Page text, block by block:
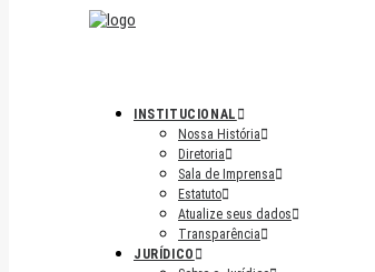
INSTITUCIONAL
Nossa História
Diretoria
Sala de Imprensa
Estatuto
Atualize seus dados
Transparência
JURÍDICO